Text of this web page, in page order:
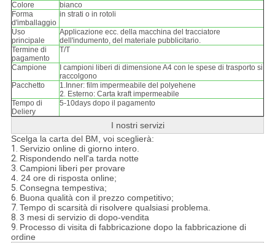
Colore
bianco
Forma
d'imballaggio
in strati o in rotoli
Uso
principale
Applicazione ecc. della macchina del tracciatore
dell'indumento, del materiale pubblicitario.
Termine di
pagamento
T/T
Campione
I campioni liberi di dimensione A4 con le spese di trasporto si
raccolgono
Pacchetto
1.Inner: film impermeabile del polyehene
2. Esterno: Carta kraft impermeabile
Tempo di
Deliery
5-10days dopo il pagamento
I nostri servizi
Scelga la carta del BM, voi sceglierà:
1. Servizio online di giorno intero.
2. Rispondendo nell'a tarda notte
3. Campioni liberi per provare
4. 24 ore di risposta online;
5. Consegna tempestiva;
6. Buona qualità con il prezzo competitivo;
7. Tempo di scarsità di risolvere qualsiasi problema.
8. 3 mesi di servizio di dopo-vendita
9. Processo di visita di fabbricazione dopo la fabbricazione di
ordine